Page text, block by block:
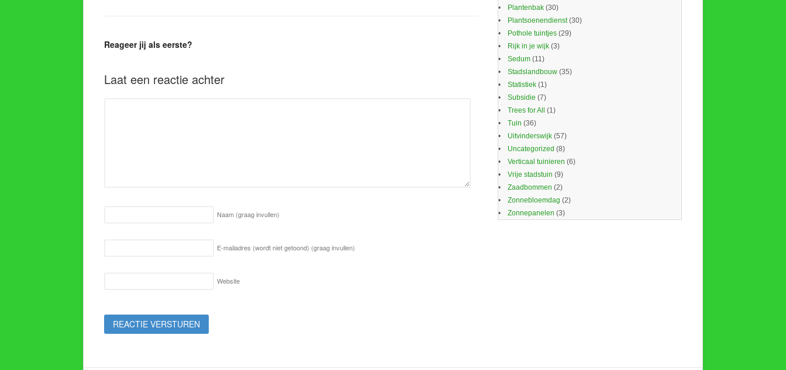
Reageer jij als eerste?
Laat een reactie achter
Naam (graag invullen)
E-mailadres (wordt niet getoond) (graag invullen)
Website
Plantenbak(30)
Plantsoenendienst(30)
Pothole tuintjes(29)
Rijk in je wijk(3)
Sedum(11)
Stadslandbouw(35)
Statistiek(1)
Subsidie (7)
Trees for All
(1)
Tuin (36)
Uitvinderswijk(57)
Uncategorized (8)
Verticaal tuinieren (6)
Vrije stadstuin (9)
Zaadbommen (2)
Zonnebloemdag (2)
Zonnepanelen (3)